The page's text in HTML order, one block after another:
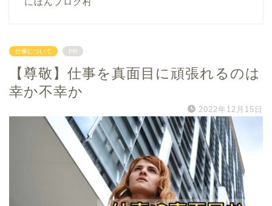
仕事について PR
【尊敬】仕事を真面目に頑張れるのは
幸か不幸か
2022年12月15日